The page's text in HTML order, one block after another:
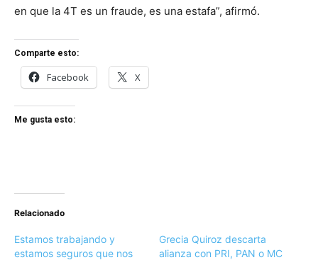
en que la 4T es un fraude, es una estafa”, afirmó.
Comparte esto:
Facebook X
Me gusta esto:
Relacionado
Estamos trabajando y
estamos seguros que nos
Grecia Quiroz descarta
alianza con PRI, PAN o MC